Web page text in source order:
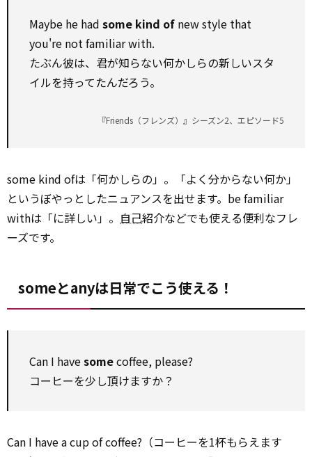
Maybe he had some kind of new style that
you're not familiar with.
たぶん彼は、君が知らない何かしらの新しいスタ
イルを持ってたんだろう。
『Friends（フレンズ）』シーズン2、エピソード5
some kind ofは「何かしらの」。「よく分からない何か」
というぼやっとしたニュアンスを出せます。be familiar
withは「に詳しい」。 自己紹介などでも使える便利なフレ
ーズです。
someとanyは日常でこう使える！
Can I havesomecoffee, please?
コーヒーを少し頂けますか？
Can I have a cup of coffee?（コーヒーを1杯もらえます